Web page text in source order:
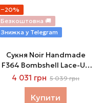
−20%
Безкоштовна 🚚
Знижка у Telegram
Сукня Noir Handmade
F364 Bombshell Lace-Up
Mini Dress Red XL
4 031 грн 5 039 грн
Купити